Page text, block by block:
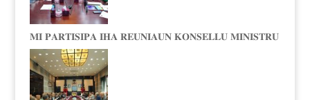
𝐌𝐈 𝐏𝐀𝐑𝐓𝐈𝐒𝐈𝐏𝐀 𝐈𝐇𝐀 𝐑𝐄𝐔𝐍𝐈𝐀𝐔𝐍 𝐊𝐎𝐍𝐒𝐄𝐋𝐋𝐔 𝐌𝐈𝐍𝐈𝐒𝐓𝐑𝐔